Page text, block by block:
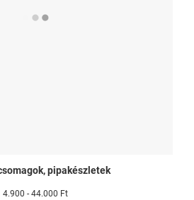
pipakészletek
4.900 - 44.000 Ft